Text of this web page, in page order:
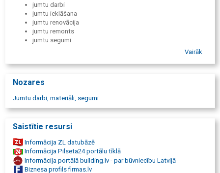
jumtu darbi
jumtu ieklāšana
jumtu renovācija
jumtu remonts
jumtu segumi
jumtu izbūve
seguma ieklāšana
skārdnieku darbi
vacprofila jumts
jumta logi
hidroizolācija
hidroizolācijas darbi
jumta apkope
Vairāk
Nozares
Jumtu darbi, materiāli, segumi
Saistītie resursi
Informācija ZL datubāzē
Informācija Pilseta24 portālu tīklā
Informācija portālā building.lv - par būvniecību Latvijā
Biznesa profils firmas.lv